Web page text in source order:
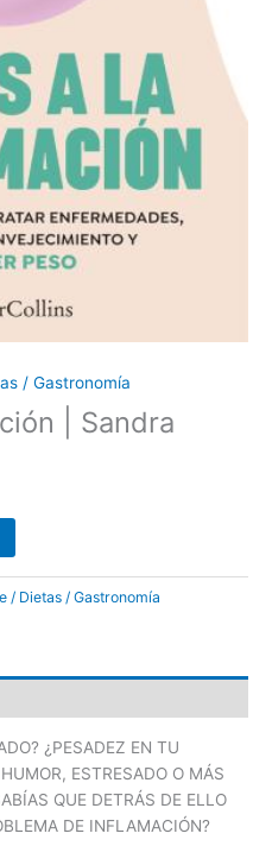
/ Gastronomía
| Sandra
/ Dietas / Gastronomía
¿PESADEZ EN TU
ESTRESADO O MÁS
QUE DETRÁS DE ELLO
DE INFLAMACIÓN?